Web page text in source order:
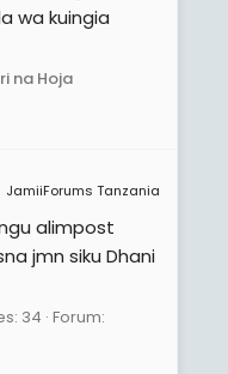
wa kuingia
na Hoja
JamiiForums Tanzania
alimpost
jmn siku Dhani
34 Forum: